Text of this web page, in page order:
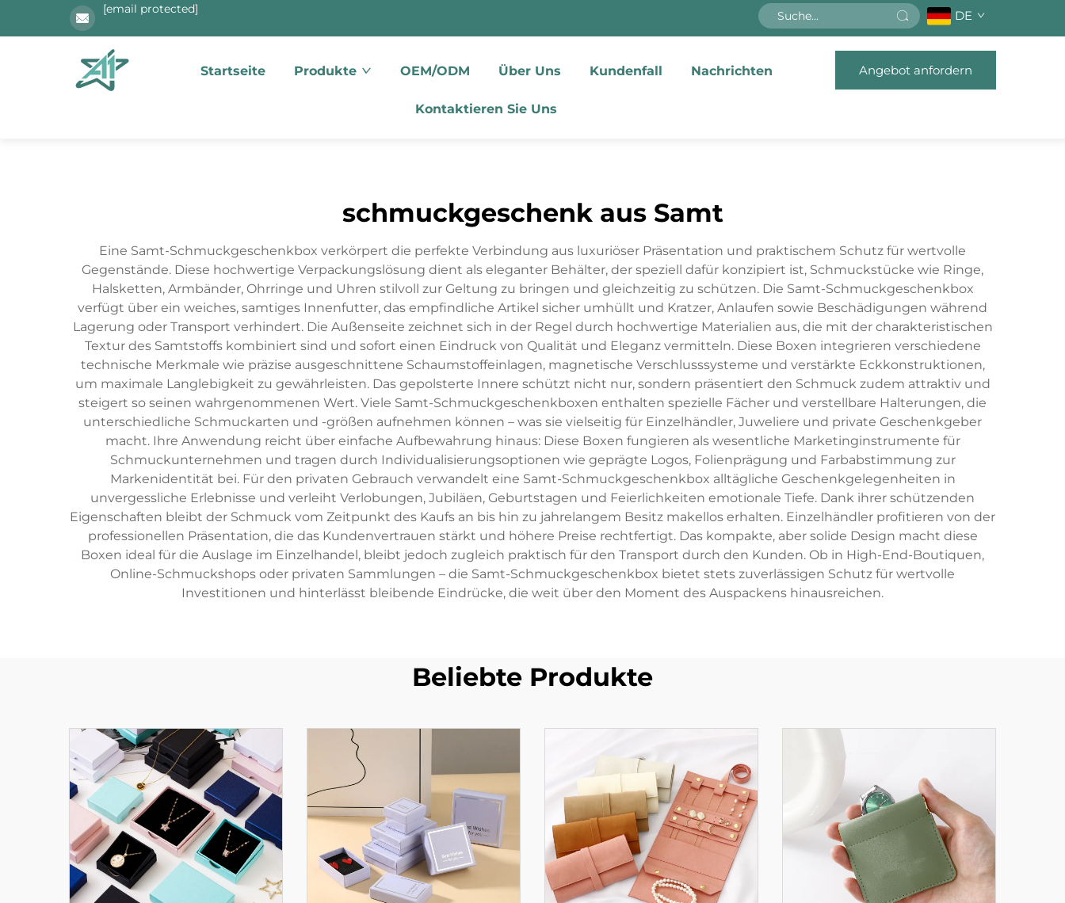
[email protected] DE
Startseite Produkte OEM/ODM Über Uns Kundenfall Nachrichten
Kontaktieren Sie Uns
Angebot anfordern
schmuckgeschenk aus Samt
Eine Samt-Schmuckgeschenkbox verkörpert die perfekte Verbindung aus luxuriöser Präsentation und praktischem Schutz für wertvolle
Gegenstände. Diese hochwertige Verpackungslösung dient als eleganter Behälter, der speziell dafür konzipiert ist, Schmuckstücke wie Ringe,
Halsketten, Armbänder, Ohrringe und Uhren stilvoll zur Geltung zu bringen und gleichzeitig zu schützen. Die Samt-Schmuckgeschenkbox
verfügt über ein weiches, samtiges Innenfutter, das empfindliche Artikel sicher umhüllt und Kratzer, Anlaufen sowie Beschädigungen während
Lagerung oder Transport verhindert. Die Außenseite zeichnet sich in der Regel durch hochwertige Materialien aus, die mit der charakteristischen
Textur des Samtstoffs kombiniert sind und sofort einen Eindruck von Qualität und Eleganz vermitteln. Diese Boxen integrieren verschiedene
technische Merkmale wie präzise ausgeschnittene Schaumstoffeinlagen, magnetische Verschlusssysteme und verstärkte Eckkonstruktionen,
um maximale Langlebigkeit zu gewährleisten. Das gepolsterte Innere schützt nicht nur, sondern präsentiert den Schmuck zudem attraktiv und
steigert so seinen wahrgenommenen Wert. Viele Samt-Schmuckgeschenkboxen enthalten spezielle Fächer und verstellbare Halterungen, die
unterschiedliche Schmuckarten und -größen aufnehmen können – was sie vielseitig für Einzelhändler, Juweliere und private Geschenkgeber
macht. Ihre Anwendung reicht über einfache Aufbewahrung hinaus: Diese Boxen fungieren als wesentliche Marketinginstrumente für
Schmuckunternehmen und tragen durch Individualisierungsoptionen wie geprägte Logos, Folienprägung und Farbabstimmung zur
Markenidentität bei. Für den privaten Gebrauch verwandelt eine Samt-Schmuckgeschenkbox alltägliche Geschenkgelegenheiten in
unvergessliche Erlebnisse und verleiht Verlobungen, Jubiläen, Geburtstagen und Feierlichkeiten emotionale Tiefe. Dank ihrer schützenden
Eigenschaften bleibt der Schmuck vom Zeitpunkt des Kaufs an bis hin zu jahrelangem Besitz makellos erhalten. Einzelhändler profitieren von der
professionellen Präsentation, die das Kundenvertrauen stärkt und höhere Preise rechtfertigt. Das kompakte, aber solide Design macht diese
Boxen ideal für die Auslage im Einzelhandel, bleibt jedoch zugleich praktisch für den Transport durch den Kunden. Ob in High-End-Boutiquen,
Online-Schmuckshops oder privaten Sammlungen – die Samt-Schmuckgeschenkbox bietet stets zuverlässigen Schutz für wertvolle
Investitionen und hinterlässt bleibende Eindrücke, die weit über den Moment des Auspackens hinausreichen.
Beliebte Produkte